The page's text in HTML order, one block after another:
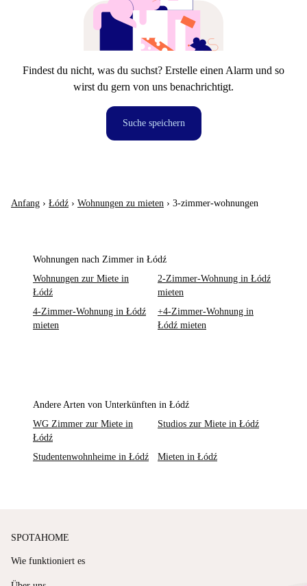
Findest du nicht, was du suchst? Erstelle einen Alarm und so
wirst du gern von uns benachrichtigt.
Suche speichern
Anfang › Łódź › Wohnungen zu mieten › 3-zimmer-wohnungen
Wohnungen nach Zimmer in Łódź
Wohnungen zur Miete in
Łódź
2-Zimmer-Wohnung in Łódź
mieten
4-Zimmer-Wohnung in Łódź
mieten
+4-Zimmer-Wohnung in
Łódź mieten
Andere Arten von Unterkünften in Łódź
WG Zimmer zur Miete in
Łódź
Studios zur Miete in Łódź
Studentenwohnheime in Łódź Mieten in Łódź
SPOTAHOME
Wie funktioniert es